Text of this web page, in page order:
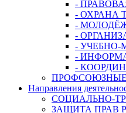
-
- ОХРАНА
-
-
- УЧЕБНО-
-
-
Направления
СОЦИАЛЬНО-
ЗАЩИТА ПРАВ